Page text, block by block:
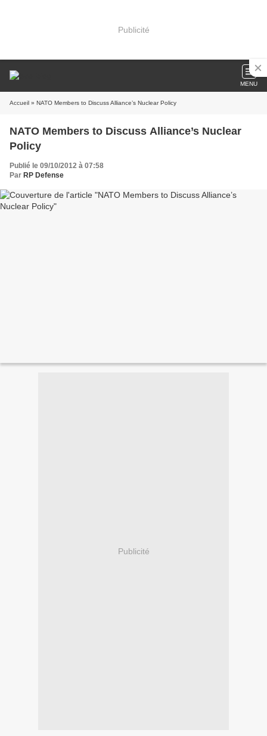
Publicité
MENU
Accueil » NATO Members to Discuss Alliance’s Nuclear Policy
NATO Members to Discuss Alliance’s Nuclear
Policy
Publié le 09/10/2012 à 07:58
Par RP Defense
Publicité